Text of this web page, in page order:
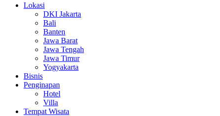
Lokasi
DKI Jakarta
Bali
Banten
Jawa Barat
Jawa Tengah
Jawa Timur
Yogyakarta
Bisnis
Penginapan
Hotel
Villa
Tempat Wisata